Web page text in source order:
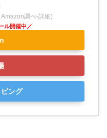
調べ-詳細)
ング